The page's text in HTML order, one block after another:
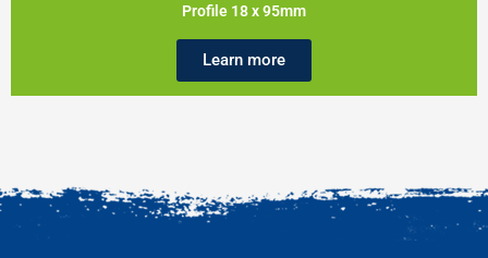
Profile 18 x 95mm
Learn more